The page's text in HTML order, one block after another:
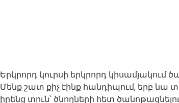
Երկրորդ կուրսի երկրորդ
Մենք շատ քիչ էինք հանդիպում, երբ նա
իրենց տուն՝ ծնողների հետ